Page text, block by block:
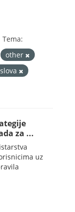
Tema:
other
za ...
uz